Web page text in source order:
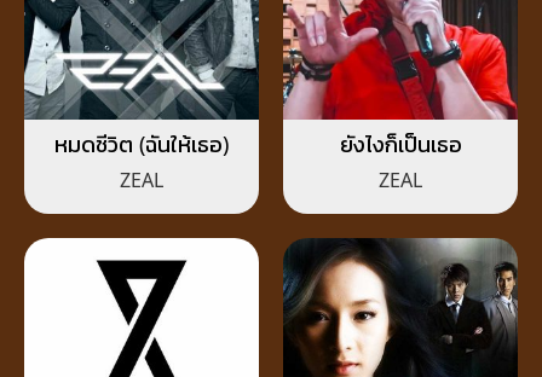
หมดชีวิต (ฉันให้เธอ)
ZEAL
ยังไงก็เป็นเธอ
ZEAL